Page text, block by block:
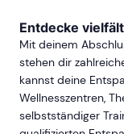
Entdecke
Mit deinem
stehen dir
kannst deine
Wellnesszentren,
selbstständiger